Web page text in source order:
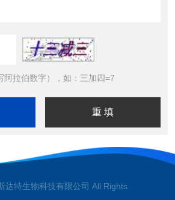
阿拉伯数字），如：三加四=7
达特生物科技有限公司 All Rights